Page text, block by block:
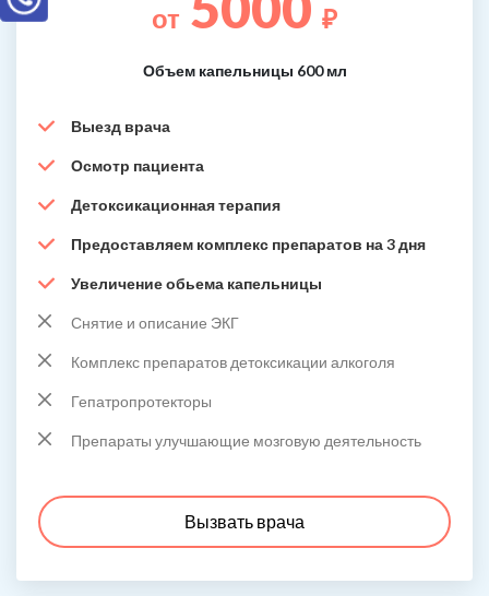
от ₽
Объем капельницы 600 мл
Выезд врача
Осмотр пациента
Детоксикационная терапия
Предоставляем комплекс препаратов на 3 дня
Увеличение обьема капельницы
Снятие и описание ЭКГ
Комплекс препаратов детоксикации алкоголя
Гепатропротекторы
Препараты улучшающие мозговую деятельность
Вызвать врача